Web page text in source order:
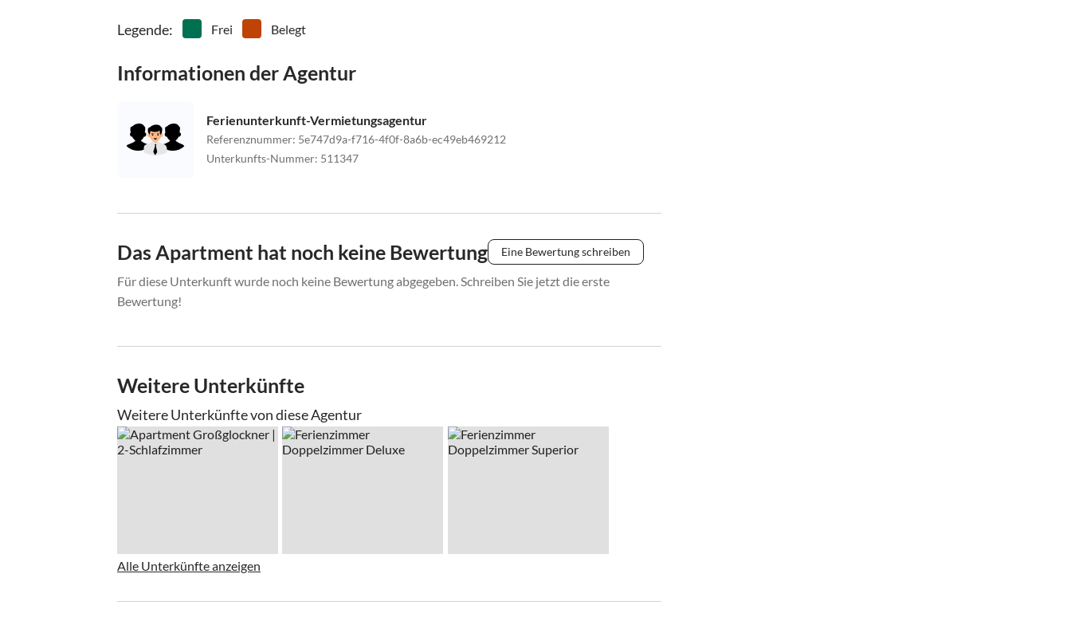
Legende: Frei Belegt
Informationen der Agentur
Ferienunterkunft-Vermietungsagentur
Referenznummer: 5e747d9a-f716-4f0f-8a6b-ec49eb469212
Unterkunfts-Nummer: 511347
Das Apartment hat noch keine Bewertung Eine Bewertung schreiben
Für diese Unterkunft wurde noch keine Bewertung abgegeben. Schreiben Sie jetzt die erste
Bewertung!
Weitere Unterkünfte
Weitere Unterkünfte von diese Agentur
Alle Unterkünfte anzeigen